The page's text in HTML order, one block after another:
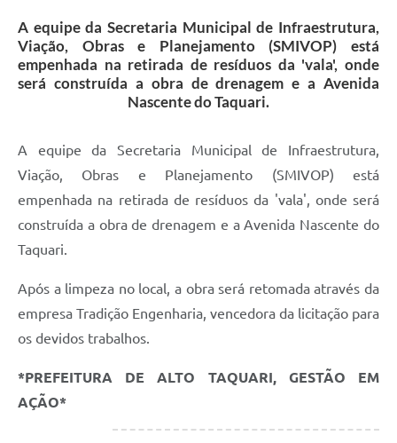
A equipe da Secretaria Municipal de Infraestrutura,
Viação, Obras e Planejamento (SMIVOP) está
empenhada na retirada de resíduos da 'vala', onde
será construída a obra de drenagem e a Avenida
Nascente do Taquari.
A equipe da Secretaria Municipal de Infraestrutura,
Viação, Obras e Planejamento (SMIVOP) está
empenhada na retirada de resíduos da 'vala', onde será
construída a obra de drenagem e a Avenida Nascente do
Taquari.
Após a limpeza no local, a obra será retomada através da
empresa Tradição Engenharia, vencedora da licitação para
os devidos trabalhos.
*PREFEITURA DE ALTO TAQUARI, GESTÃO EM
AÇÃO*